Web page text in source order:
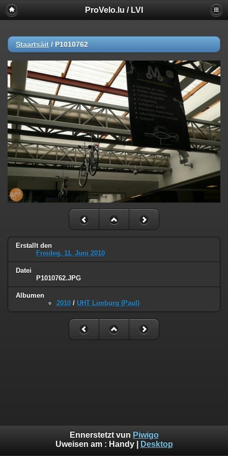
ProVelo.lu / LVI
Staartsäit / P1010762
Erstallt den
Freideg, 11. Juni 2010
Datei
P1010762.JPG
Albumen
2010 / UHT Limburg (Paul)
Ennerstetzt vun Piwigo
Uweisen am : Handy| Desktop